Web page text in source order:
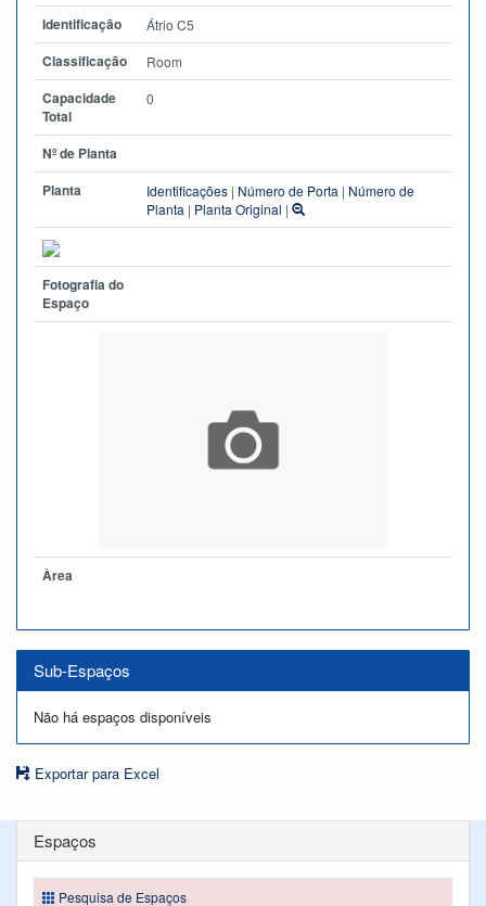
Identificação Átrio C5
Classificação Room
Capacidade
Total
0
Nº de Planta
Planta
Identificações | Número de Porta | Número de
Planta | Planta Original |
Fotografia do
Espaço
Àrea
Sub-Espaços
Não há espaços disponíveis
Exportar para Excel
Espaços
Pesquisa de Espaços